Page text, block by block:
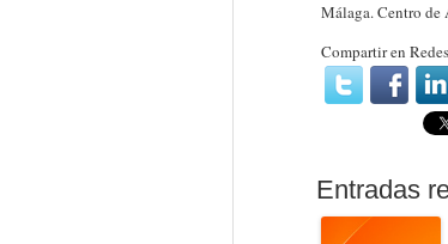
Málaga. Centro de
Compartir en